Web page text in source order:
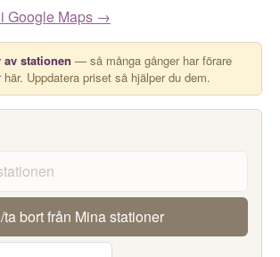
Google Maps →
stationen — så många gånger har förare
Uppdatera priset så hjälper du dem.
bort från Mina stationer